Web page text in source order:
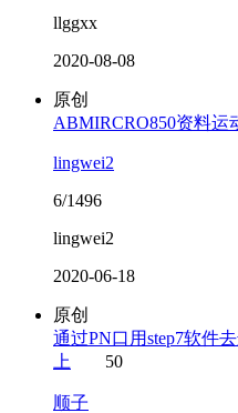
llggxx
2020-08-08
原创
ABMIRCRO850资料运
lingwei2
6/1496
lingwei2
2020-06-18
原创
通过PN口用step7软件
上
50
顺子